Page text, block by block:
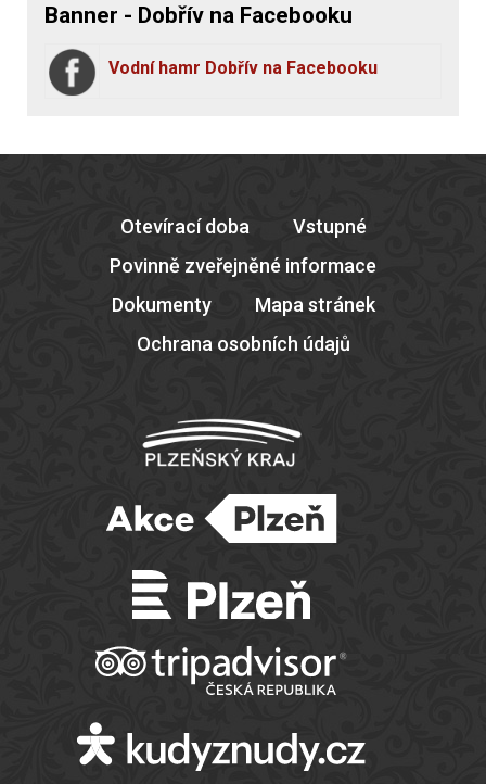
Banner - Dobřív na Facebooku
Vodní hamr Dobřív na Facebooku
Otevírací doba
Vstupné
Povinně zveřejněné informace
Dokumenty
Mapa stránek
Ochrana osobních údajů